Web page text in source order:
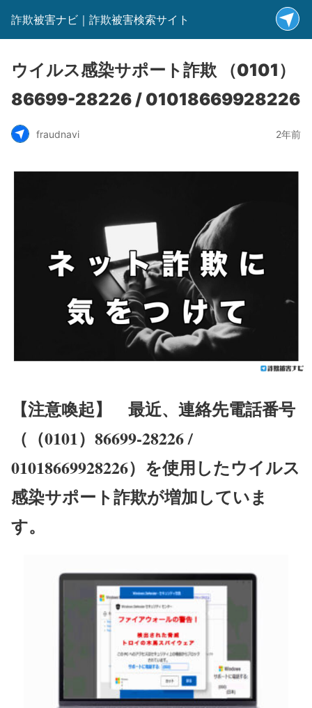
詐欺被害ナビ｜詐欺被害検索サイト
ウイルス感染サポート詐欺 （0101）
86699-28226 / 01018669928226
fraudnavi 2年前
【注意喚起】
最近、連絡先電話番号
（（0101）86699-28226 /
01018669928226）を使用したウイルス
感染サポート詐欺が増加していま
す。